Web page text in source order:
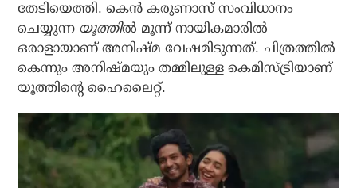
തേടിയെത്തി. കെന്‍ കരുണാസ് സംവിധാനം
ചെയ്യുന്ന യൂത്തില്‍ മൂന്ന് നായികമാരില്‍
ഒരാളായാണ് അനിഷ്മ വേഷമിടുന്നത്. ചിത്രത്തില്‍
കെന്നും അനിഷ്മയും തമ്മിലുള്ള കെമിസ്ട്രിയാണ്
യൂത്തിന്റെ ഹൈലൈറ്റ്.